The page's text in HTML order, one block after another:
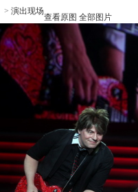
> 演出现场
查看原图 全部图片